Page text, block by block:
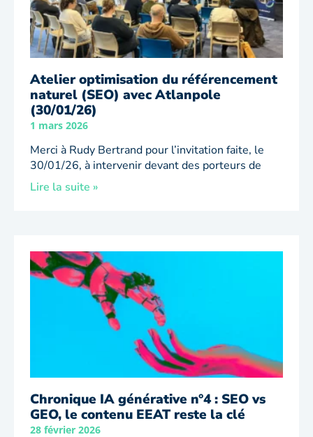
Atelier optimisation du référencement
naturel (SEO) avec Atlanpole
(30/01/26)
1 mars 2026
Merci à Rudy Bertrand pour l’invitation faite, le
30/01/26, à intervenir devant des porteurs de
Lire la suite »
Chronique IA générative n°4 : SEO vs
GEO, le contenu EEAT reste la clé
28 février 2026